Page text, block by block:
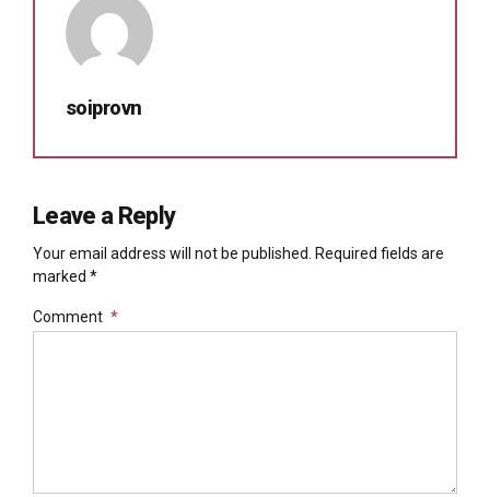
soiprovn
Leave a Reply
Your email address will not be published. Required fields are
marked *
Comment *